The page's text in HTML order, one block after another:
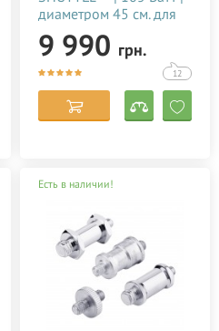
диаметром 45 см. для
тик тока, селфи, фото,
видео, блогеров,
визажиста купить
недорого в Украине
(Киеве)
9 990 грн.
12
Есть в наличии!